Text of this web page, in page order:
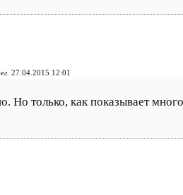
27.04.2015 12:01
Но только, как показывает